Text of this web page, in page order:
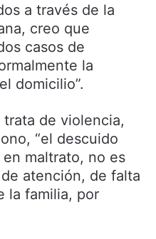
a través de la
creo que
casos de
la
domicilio”.
de violencia,
“el descuido
maltrato, no es
atención, de falta
la familia, por